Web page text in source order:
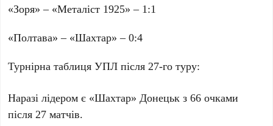
«Зоря» – «Металіст 1925» – 1:1
«Полтава» – «Шахтар» –0:4
Турнірна таблиця УПЛ після 27-го туру:
Наразі лідером є «Шахтар» Донецьк з66 очками
після27 матчів.